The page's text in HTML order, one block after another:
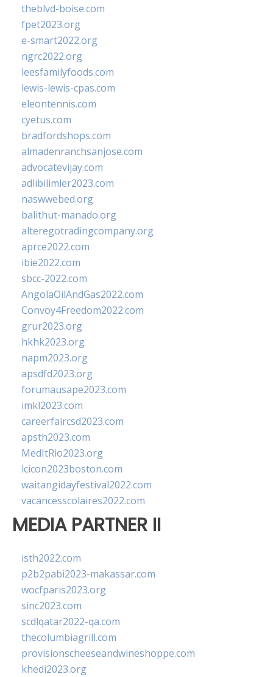
theblvd-boise.com
fpet2023.org
e-smart2022.org
ngrc2022.org
leesfamilyfoods.com
lewis-lewis-cpas.com
eleontennis.com
cyetus.com
bradfordshops.com
almadenranchsanjose.com
advocatevijay.com
adlibilimler2023.com
naswwebed.org
balithut-manado.org
alteregotradingcompany.org
aprce2022.com
ibie2022.com
sbcc-2022.com
AngolaOilAndGas2022.com
Convoy4Freedom2022.com
grur2023.org
hkhk2023.org
napm2023.org
apsdfd2023.org
forumausape2023.com
imkl2023.com
careerfaircsd2023.com
apsth2023.com
MedItRio2023.org
lcicon2023boston.com
waitangidayfestival2022.com
vacancesscolaires2022.com
MEDIA PARTNER II
isth2022.com
p2b2pabi2023-makassar.com
wocfparis2023.org
sinc2023.com
scdlqatar2022-qa.com
thecolumbiagrill.com
provisionscheeseandwineshoppe.com
khedi2023.org